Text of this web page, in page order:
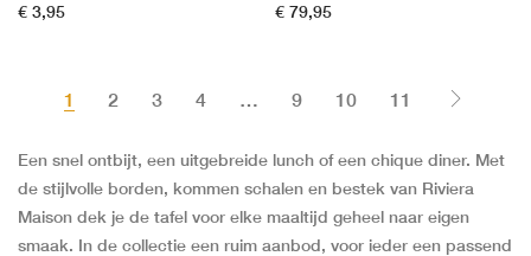
€ 3,95 € 79,95
1 2 3 4 … 9 10 11
Een snel ontbijt, een uitgebreide lunch of een chique diner. Met
de stijlvolle borden, kommen schalen en bestek van Riviera
Maison dek je de tafel voor elke maaltijd geheel naar eigen
smaak. In de collectie een ruim aanbod, voor ieder een passend